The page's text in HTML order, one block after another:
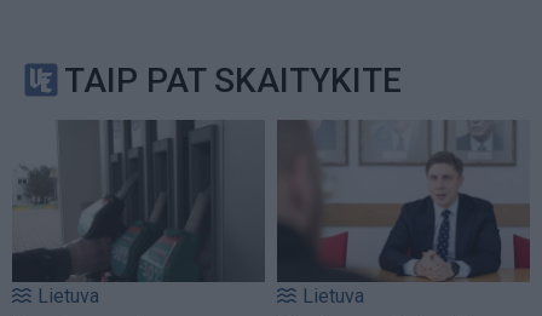
TAIP PAT SKAITYKITE
Lietuva Lietuva